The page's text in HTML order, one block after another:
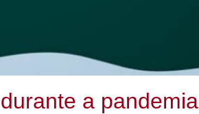
a pandemia